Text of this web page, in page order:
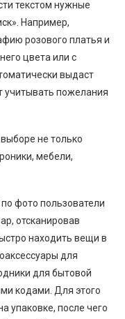
текстом нужные
Например,
розового платья и
цвета или с
выдаст
учитывать пожелания
не только
мебели,
фото пользователи
отсканировав
находить вещи в
для
для бытовой
кодами. Для этого
упаковке, после чего